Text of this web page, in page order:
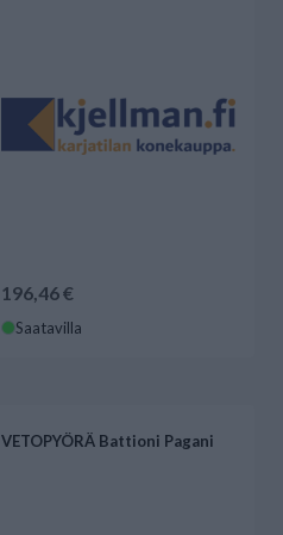
196,46 €
Saatavilla
VETOPYÖRÄ Battioni Pagani